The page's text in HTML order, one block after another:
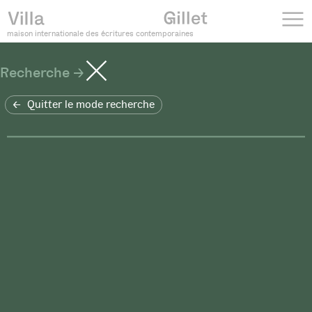
maison internationale des écritures contemporaines
Recherche
Quitter le mode recherche